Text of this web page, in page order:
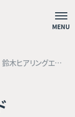
MENU
鈴木ヒアリングエイ
ド